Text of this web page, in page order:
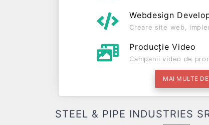
Webdesign
Creare site web,
Producție Video
Campanii video de
MAI MULTE
STEEL & PIPE